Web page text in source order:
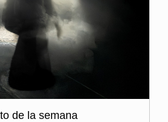
de la semana